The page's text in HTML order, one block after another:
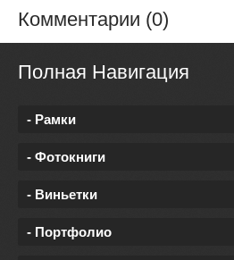
Комментарии (0)
Полная Навигация
- Рамки
- Фотокниги
- Виньетки
- Портфолио